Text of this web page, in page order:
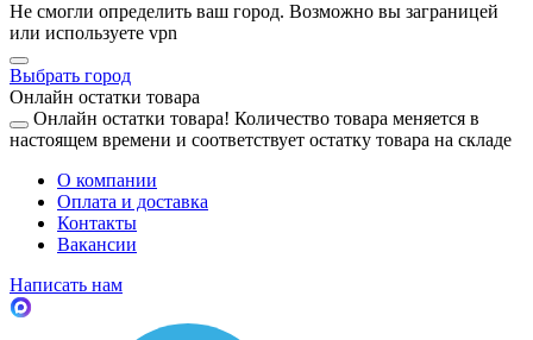
Не смогли определить ваш город. Возможно вы заграницей
или используете vpn
Выбрать город
Онлайн остатки товара
Онлайн остатки товара! Количество товара меняется в
настоящем времени и соответствует остатку товара на складе
О компании
Оплата и доставка
Контакты
Вакансии
Написать нам